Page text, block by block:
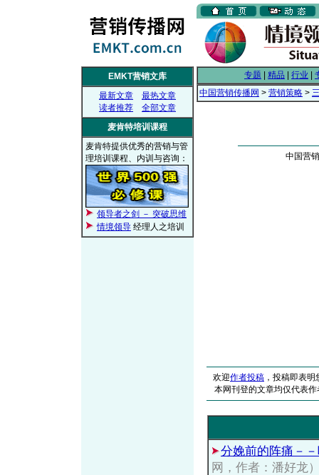
EMKT营销文库
最新文章
最热文章
读者推荐
全部文章
麦肯特培训课程
麦肯特提供优秀的营销与管
理培训课程、内训与咨询：
领导者之剑 － 突破思维
情境领导 经理人之培训
专题 精品 行业
中国营销传播网 > 营销策略 >
中国营
欢迎作者投稿 ，投稿即表
本网刊登的文章均仅代表
分娩前的阵痛－
网，作者：潘好龙